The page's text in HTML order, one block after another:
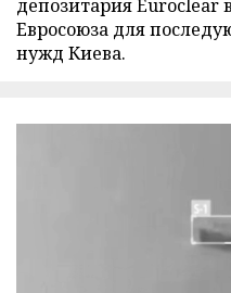
депозитария Euroclear
Евросоюза для
нужд Киева.